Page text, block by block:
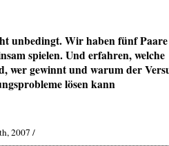
unbedingt. Wir haben fünf Paare
spielen. Und erfahren, welche
wer gewinnt und warum der
lösen kann
2007 /